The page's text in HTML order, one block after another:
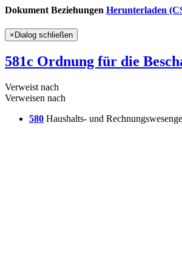
Dokument Beziehungen Herunterladen
× Dialog schließen
581c Ordnung für die
Verweist nach
Verweisen nach
580 Haushalts- und